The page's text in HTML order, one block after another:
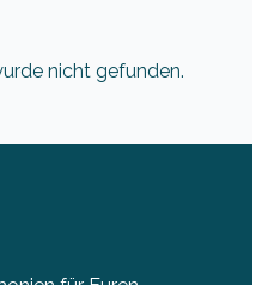
nicht gefunden.